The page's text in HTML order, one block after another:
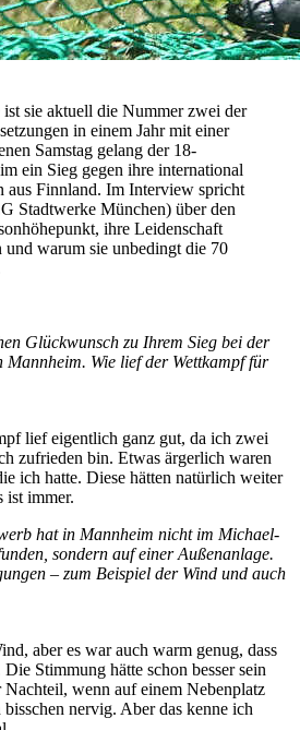
sie aktuell die Nummer zwei der
in einem Jahr mit einer
Samstag gelang der 18-
ein Sieg gegen ihre international
aus Finnland. Im Interview spricht
Stadtwerke München) über den
ihre Leidenschaft
warum sie unbedingt die 70
Glückwunsch zu Ihrem Sieg bei der
Wie lief der Wettkampf für
lief eigentlich ganz gut, da ich zwei
zufrieden bin. Etwas ärgerlich waren
ich hatte. Diese hätten natürlich weiter
ist immer.
hat in Mannheim nicht im Michael-
sondern auf einer Außenanlage.
– zum Beispiel der Wind und auch
aber es war auch warm genug, dass
Stimmung hätte schon besser sein
wenn auf einem Nebenplatz
nervig. Aber das kenne ich